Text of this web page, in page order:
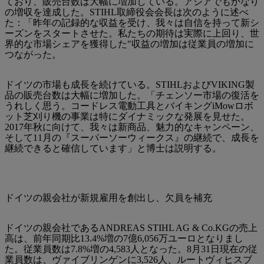
の増収を達成した。STIHL取締役会会長は次のように述べ
た：「昨年の記録的な収益を受け、我々は自信を持って新シ
ーズンをスタートさせた。私たちの期待は実際に上回り、世
界的な市場シェアを獲得した"収益の増加は従業員の増加に
つながった。
ドイツの市場も成長を続けている。STIHLおよびVIKING製
品の販売台数は大幅に増加した。「チェンソー市場の復活を
うれしく思う。コードレス電動工具とバイキングiMowロボ
ット芝刈り機の事業は特にダイナミックな発展を見せた。
2017年秋に向けて、我々は新商品、魅力的なキャンペーン、
そして11月の『スーパーソーウィークス』の継続で、成長を
継続できると確信しています」と博士は説明する。
ドイツの親会社が新規雇用を創出し、欠員を補充
ドイツの親会社であるANDREAS STIHL AG & Co.KGの売上
高は、前年同期比13.4%増の7億6,056万ユーロとなりまし
た。従業員数は7.8%増の4,583人となった。8月31日現在の従
業員数は、ヴァイブリンゲンに3,526人、ルートヴィヒスブ